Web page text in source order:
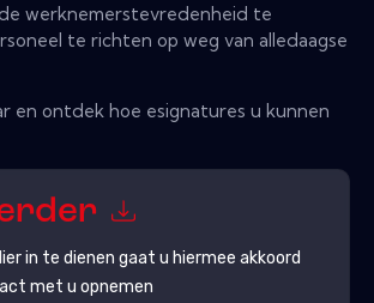
werknemerstevredenheid te
te richten op weg van alledaagse
en ontdek hoe esignatures u kunnen
in te dienen gaat u hiermee akkoord
met u opnemen